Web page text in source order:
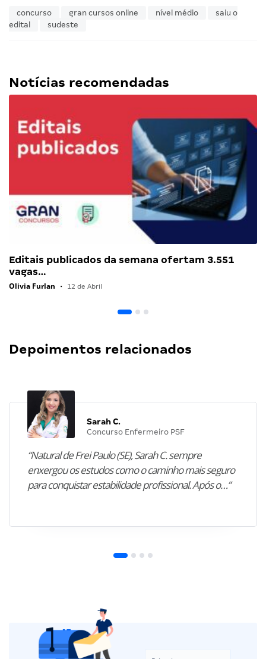
concurso gran cursos online nível médio
saiu o
edital
sudeste
Notícias recomendadas
Editais publicados da semana ofertam 3.551
vagas…
Olivia Furlan • 12 de Abril
Depoimentos relacionados
Sarah C.
Concurso Enfermeiro PSF
“Natural de Frei Paulo (SE), Sarah C. sempre
enxergou os estudos como o caminho mais seguro
para conquistar estabilidade profissional. Após o…”